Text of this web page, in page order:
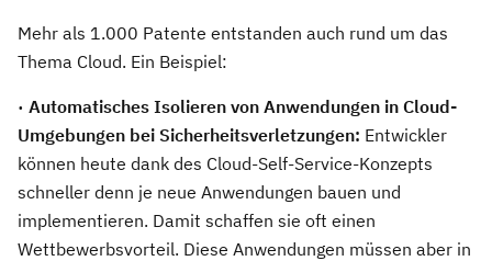
Mehr als 1.000 Patente entstanden auch rund um das
Thema Cloud. Ein Beispiel:
· Automatisches Isolieren von Anwendungen in Cloud-
Umgebungen bei Sicherheitsverletzungen: Entwickler
können heute dank des Cloud-Self-Service-Konzepts
schneller denn je neue Anwendungen bauen und
implementieren. Damit schaffen sie oft einen
Wettbewerbsvorteil. Diese Anwendungen müssen aber in